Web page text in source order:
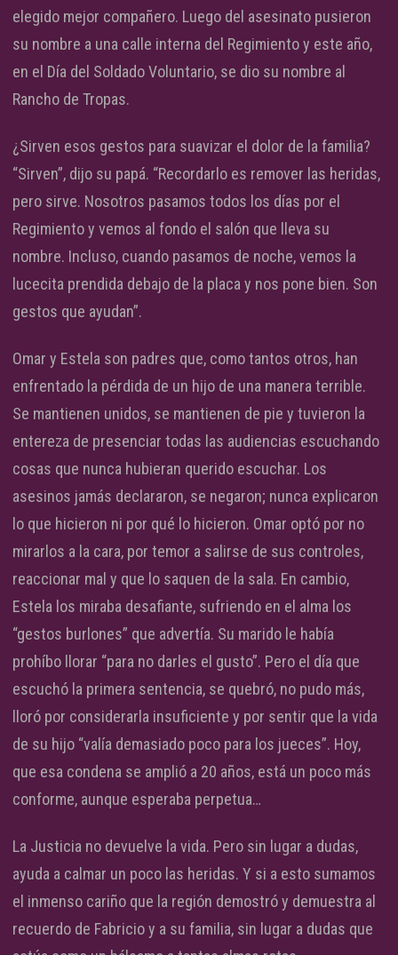
elegido mejor compañero. Luego del asesinato pusieron
su nombre a una calle interna del Regimiento y este año,
en el Día del Soldado Voluntario, se dio su nombre al
Rancho de Tropas.
¿Sirven esos gestos para suavizar el dolor de la familia?
“Sirven”, dijo su papá. “Recordarlo es remover las heridas,
pero sirve. Nosotros pasamos todos los días por el
Regimiento y vemos al fondo el salón que lleva su
nombre. Incluso, cuando pasamos de noche, vemos la
lucecita prendida debajo de la placa y nos pone bien. Son
gestos que ayudan”.
Omar y Estela son padres que, como tantos otros, han
enfrentado la pérdida de un hijo de una manera terrible.
Se mantienen unidos, se mantienen de pie y tuvieron la
entereza de presenciar todas las audiencias escuchando
cosas que nunca hubieran querido escuchar. Los
asesinos jamás declararon, se negaron; nunca explicaron
lo que hicieron ni por qué lo hicieron. Omar optó por no
mirarlos a la cara, por temor a salirse de sus controles,
reaccionar mal y que lo saquen de la sala. En cambio,
Estela los miraba desafiante, sufriendo en el alma los
“gestos burlones” que advertía. Su marido le había
prohíbo llorar “para no darles el gusto”. Pero el día que
escuchó la primera sentencia, se quebró, no pudo más,
lloró por considerarla insuficiente y por sentir que la vida
de su hijo “valía demasiado poco para los jueces”. Hoy,
que esa condena se amplió a 20 años, está un poco más
conforme, aunque esperaba perpetua…
La Justicia no devuelve la vida. Pero sin lugar a dudas,
ayuda a calmar un poco las heridas. Y si a esto sumamos
el inmenso cariño que la región demostró y demuestra al
recuerdo de Fabricio y a su familia, sin lugar a dudas que